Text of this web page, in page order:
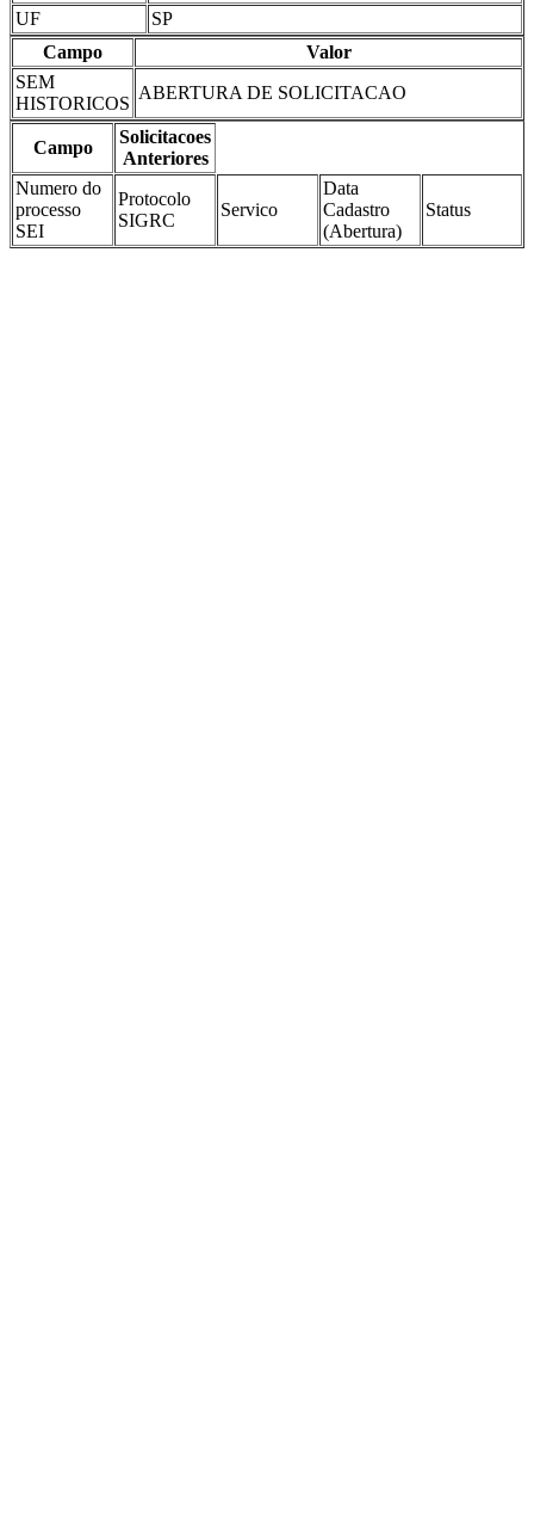
UF
SP
Campo
Valor
SEM
HISTORICOS
ABERTURA DE SOLICITACAO
Campo
Solicitacoes
Anteriores
Numero do
processo
SEI
Protocolo
SIGRC
Servico
Data
Cadastro
(Abertura)
Status